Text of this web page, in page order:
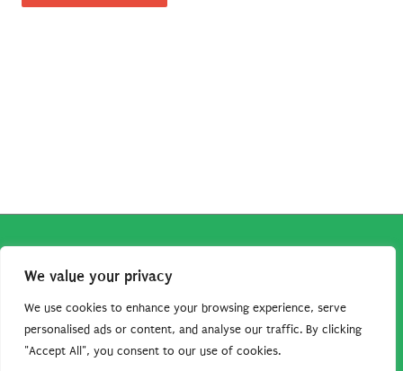
We value your privacy
We use cookies to enhance your browsing experience, serve
personalised ads or content, and analyse our traffic. By clicking
"Accept All", you consent to our use of cookies.
associato Amazon percepisce dei ricavi da acquisti idonei.
Tutti i guadagni sono direttamente reinvestiti in questo sito
per continuare a condividere tutorial e risorse per gli amanti
dei cartoon. Grazie per il vostro sostegno!